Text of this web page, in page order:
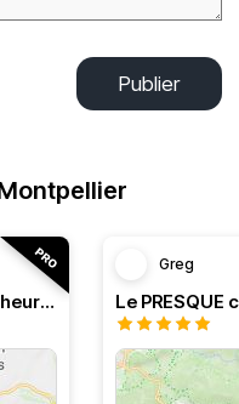
Publier
1h – A l’Ouest d’Alès, 1h15 de bonheur (HSRF23)
Greg